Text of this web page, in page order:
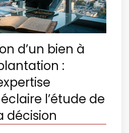
d’un bien à
:
l’étude de
décision